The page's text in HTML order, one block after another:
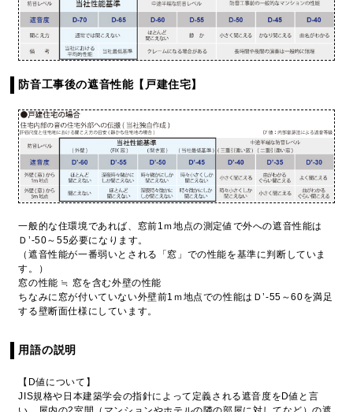
防音工事後の遮音性能【戸建住宅】
一般的な住環境であれば、窓前1ｍ地点の測定値で外への遮音性能は
Ｄ’-50～55必要になります。
（遮音性能が一番弱いとされる「窓」での性能を基準に判断していま
す。）
窓の性能 ≒ 窓を含む外壁の性能
ちなみに窓が付いていない外壁前1ｍ地点での性能はＤ’-55～60を満足
する壁断面仕様にしています。
用語の説明
【D値について】
JIS規格や日本建築学会の指針によって定義される遮音度をD値と言